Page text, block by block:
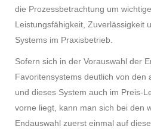
die Prozessbetrachtung um
Leistungsfähigkeit, Zuverlässigkeit
Systems im Praxisbetrieb.
Sofern sich in der Vorauswahl der
Favoritensystems deutlich von den
und dieses System auch im Preis-
vorne liegt, kann man sich bei den
Endauswahl zuerst einmal auf